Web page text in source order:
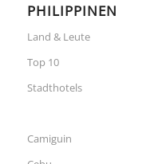
PHILIPPINEN
Land & Leute
Top 10
Stadthotels
Camiguin